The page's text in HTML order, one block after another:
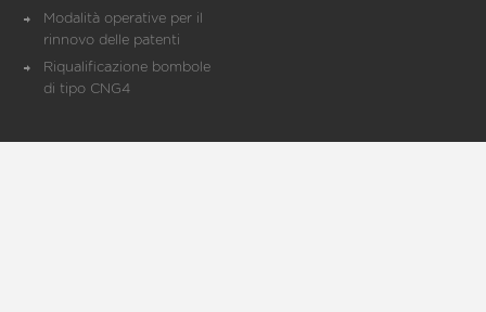
Modalità operative per il
rinnovo delle patenti
Riqualificazione bombole
di tipo CNG4